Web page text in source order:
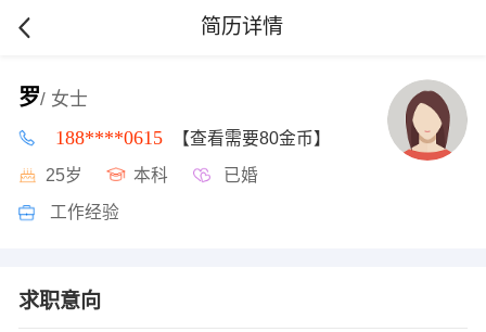
简历详情
罗/ 女士
188****0615 【查看需要80金币】
25岁 本科 已婚
工作经验
求职意向